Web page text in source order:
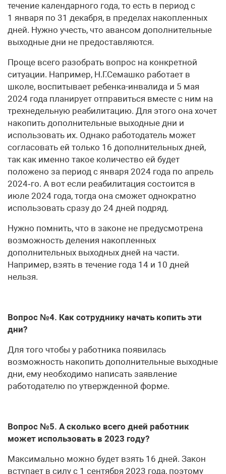
течение календарного года, то есть в период с
1 января по 31 декабря, в пределах накопленных
дней. Нужно учесть, что авансом дополнительные
выходные дни не предоставляются.
Проще всего разобрать вопрос на конкретной
ситуации. Например, Н.Г.Семашко работает в
школе, воспитывает ребенка-инвалида и 5 мая
2024 года планирует отправиться вместе с ним на
трехнедельную реабилитацию. Для этого она хочет
накопить дополнительные выходные дни и
использовать их. Однако работодатель может
согласовать ей только 16 дополнительных дней,
так как именно такое количество ей будет
положено за период с января 2024 года по апрель
2024‑го. А вот если реабилитация состоится в
июле 2024 года, тогда она сможет однократно
использовать сразу до 24 дней подряд.
Нужно помнить, что в законе не предусмотрена
возможность деления накопленных
дополнительных выходных дней на части.
Например, взять в течение года 14 и 10 дней
нельзя.
Вопрос №4. Как сотруднику начать копить эти
дни?
Для того чтобы у работника появилась
возможность накопить дополнительные выходные
дни, ему необходимо написать заявление
работодателю по утвержденной форме.
Вопрос №5. А сколько всего дней работник
может использовать в 2023 году?
Максимально можно будет взять 16 дней. Закон
вступает в силу с 1 сентября 2023 года, поэтому